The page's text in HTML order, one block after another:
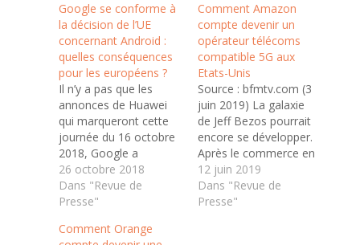
Google se conforme à
la décision de l’UE
concernant Android :
quelles conséquences
pour les européens ?
Il n’y a pas que les
annonces de Huawei
qui marqueront cette
journée du 16 octobre
2018, Google a
également
communiqué sur sa
mise en conformité
condamnation de la
26 octobre 2018
Dans "Revue de
Presse"
Comment Amazon
compte devenir un
opérateur télécoms
compatible 5G aux
Etats-Unis
Source : bfmtv.com (3
juin 2019) La galaxie
de Jeff Bezos pourrait
encore se développer.
Après le commerce en
ligne avec Amazon, le
streaming vidéo et
muscial avec Prime, le
12 juin 2019
Dans "Revue de
Presse"
Comment Orange